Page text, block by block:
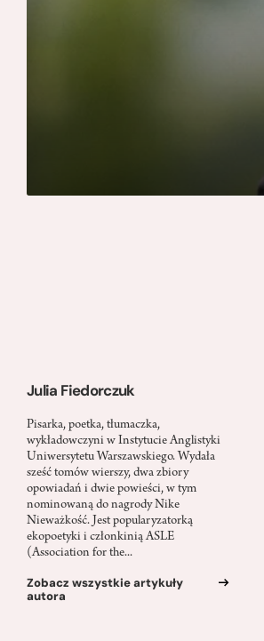
Julia Fiedorczuk
Pisarka, poetka, tłumaczka,
wykładowczyni w Instytucie Anglistyki
Uniwersytetu Warszawskiego. Wydała
sześć tomów wierszy, dwa zbiory
opowiadań i dwie powieści, w tym
nominowaną do nagrody Nike
Nieważkość. Jest popularyzatorką
ekopoetyki i członkinią ASLE
(Association for the...
Zobacz wszystkie artykuły
autora